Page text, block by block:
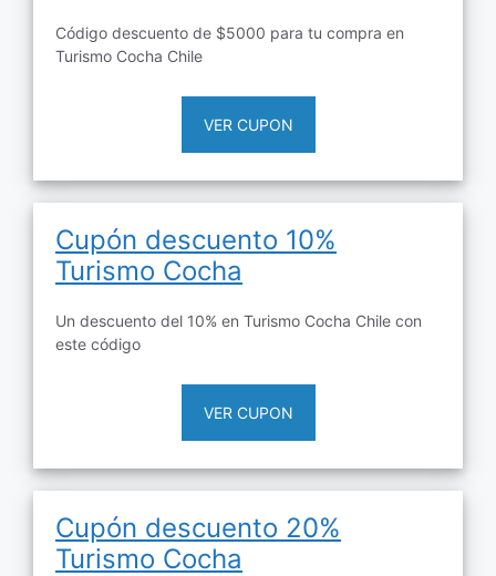
Código descuento de $5000 para tu compra en
Turismo Cocha Chile
VER CUPON
Cupón descuento 10%
Turismo Cocha
Un descuento del 10% en Turismo Cocha Chile con
este código
VER CUPON
Cupón descuento 20%
Turismo Cocha